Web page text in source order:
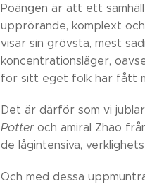
Poängen är att ett
upprörande, komplext
visar sin grövsta, mest
koncentrationsläger,
för sitt eget folk har fått
Det är därför som vi
Potteroch amiral Zhao
de lågintensiva,
Och med dessa